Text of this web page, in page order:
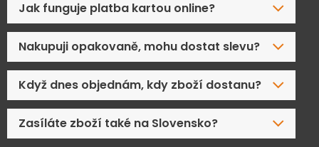
Jak funguje platba kartou online?
Nakupuji opakovaně, mohu dostat slevu?
Když dnes objednám, kdy zboží dostanu?
Zasíláte zboží také na Slovensko?